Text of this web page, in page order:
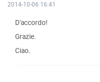
2014-10-06 16:41
D'accordo!
Grazie.
Ciao.